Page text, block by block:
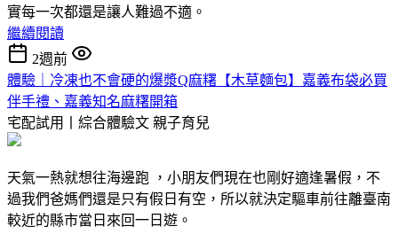
實每一次都還是讓人難過不適。
繼續閱讀
2週前
體驗｜冷凍也不會硬的爆漿Q麻糬【木草麵包】嘉義布袋必買
伴手禮、嘉義知名麻糬開箱
宅配試用丨綜合體驗文 親子育兒
天氣一熱就想往海邊跑 ，小朋友們現在也剛好適逢暑假，不
過我們爸媽們還是只有假日有空，所以就決定驅車前往離臺南
較近的縣市當日來回一日遊。